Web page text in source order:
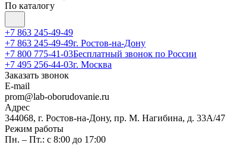
По каталогу
+7 863 245-49-49
+7 863 245-49-49г. Ростов-на-Дону
+7 800 775-41-03Бесплатный звонок по России
+7 495 256-44-03г. Москва
Заказать звонок
E-mail
prom@lab-oborudovanie.ru
Адрес
344068, г. Ростов-на-Дону, пр. М. Нагибина, д. 33А/
Режим работы
Пн. – Пт.: с 8:00 до 17:00